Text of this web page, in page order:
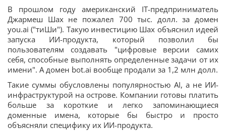
В прошлом году американский IT-предприниматель
Джармеш Шах не пожалел 700 тыс. долл. за домен
you.ai ("тиШи"). Такую инвестицию Шах объяснил идеей
запуска ИИ-продукта, который позволил бы
пользователям создавать "цифровые версии самих
себя, способные выполнять определенные задачи от их
имени". А домен bot.ai вообще продали за 1,2 млн долл.
Такие суммы обусловлены популярностью AI, а не ИИ-
инфраструктурой на острове. Компании готовы платить
больше за короткие и легко запоминающиеся
доменные имена, которые бы быстро и просто
объясняли специфику их ИИ-продукта.